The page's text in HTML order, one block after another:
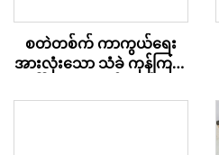
စတဲတစ်က် ကာကွယ်ရေး
အားလုံးသော သံခဲ ကုန်ကြမ်း